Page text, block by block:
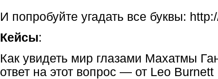
И попробуйте угадать все буквы:
Кейсы:
Как увидеть мир глазами Махатмы
ответ на этот вопрос — от Leo